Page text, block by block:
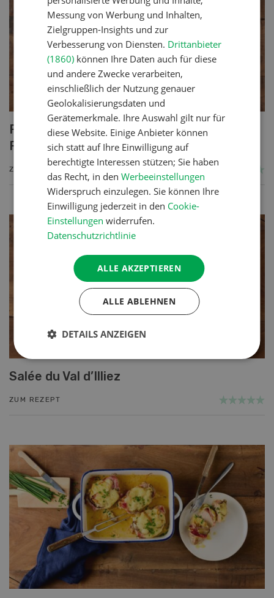
Poulet mit Spinat-Dörrtomaten-
Rahmsauce
ZUM REZEPT
Salée du Val d’Illiez
ZUM REZEPT
Messung von Werbung und Inhalten,
Zielgruppen-Insights und zur
Verbesserung von Diensten. Drittanbieter
(1860) können Ihre Daten auch für diese
und andere Zwecke verarbeiten,
einschließlich der Nutzung genauer
Geolokalisierungsdaten und
Gerätemerkmale. Ihre Auswahl gilt nur für
diese Website. Einige Anbieter können
sich statt auf Ihre Einwilligung auf
berechtigte Interessen stützen; Sie haben
das Recht, in denWerbeeinstellungen
Widerspruch einzulegen. Sie können Ihre
Einwilligung jederzeit in den Cookie-
Einstellungen widerrufen.
Datenschutzrichtlinie
ALLE AKZEPTIEREN
ALLE ABLEHNEN
DETAILS ANZEIGEN